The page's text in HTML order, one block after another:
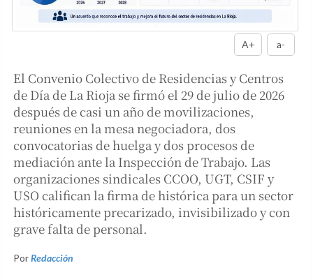
A+ a-
El Convenio Colectivo de Residencias y Centros
de Día de La Rioja se firmó el 29 de julio de 2026
después de casi un año de movilizaciones,
reuniones en la mesa negociadora, dos
convocatorias de huelga y dos procesos de
mediación ante la Inspección de Trabajo. Las
organizaciones sindicales CCOO, UGT, CSIF y
USO califican la firma de histórica para un sector
históricamente precarizado, invisibilizado y con
grave falta de personal.
PorRedacción